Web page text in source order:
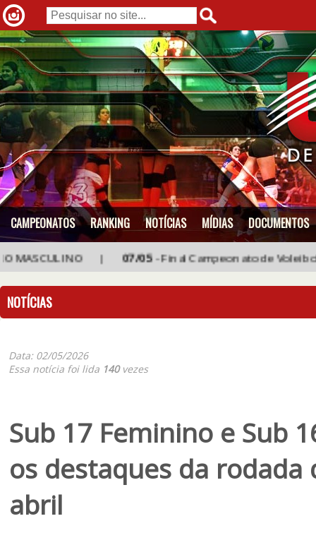
CAMPEONATOS RANKING NOTÍCIAS MÍDIAS DOCUMENTOS
MASCULINO | 07/05 - Final Campeonato de Voleibol
NOTÍCIAS
Data: 02/05/2026
Essa notícia foi lida 140vezes
Sub 17 Feminino e Sub
os destaques da rodada
abril